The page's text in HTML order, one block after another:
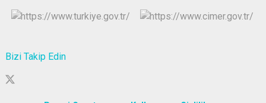
Bizi Takip Edin